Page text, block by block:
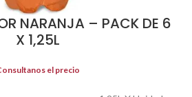
NARANJA – PACK DE 6
X 1,25L
el precio